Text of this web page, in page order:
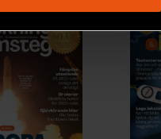
funktioner för
information från din enhet
kombinera informationen
tjänster.